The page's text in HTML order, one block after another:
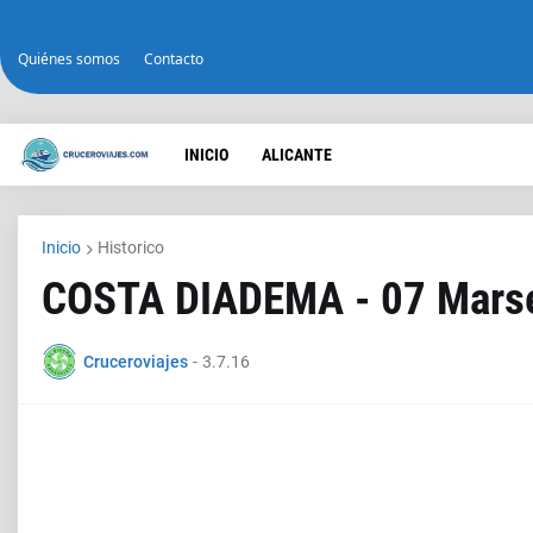
Quiénes somos Contacto
INICIO ALICANTE
Inicio Historico
COSTA DIADEMA - 07
Cruceroviajes - 3.7.16